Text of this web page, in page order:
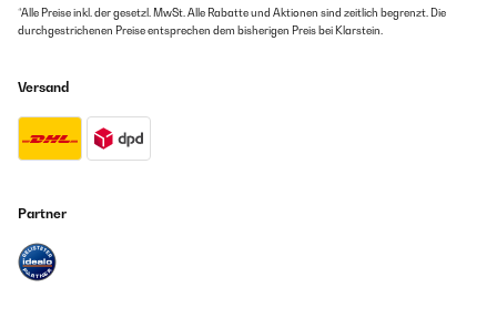
*Alle Preise inkl. der gesetzl. MwSt. Alle Rabatte und Aktionen sind zeitlich begrenzt. Die
durchgestrichenen Preise entsprechen dem bisherigen Preis bei Klarstein.
Versand
Partner